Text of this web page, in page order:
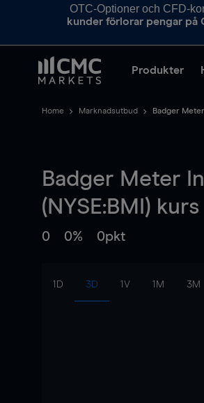
OTC-Optioner och CFD-
kunder förlorar pengar på
Produkter
Home Marknadsutbud Badger
Badger Meter
(NYSE:BMI) kurs
0 0% 0pkt
1D 3D 1V 1M 3M